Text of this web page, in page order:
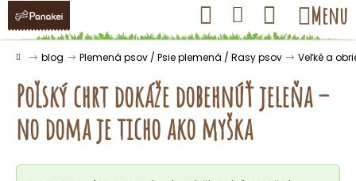
Prejsť
obsah
Hľadať Prihlásenie
Nákupný
košík
Menu
Domov
blog Plemená psov / Psie plemená / Rasy psov Veľké a
Poľský chrt dokáže dobehnúť jeleňa –
no doma je ticho ako myška
K
o Späť
Späť
o